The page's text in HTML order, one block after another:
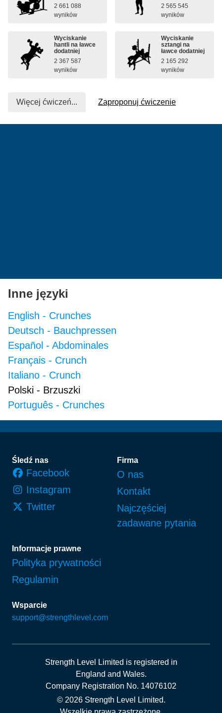
2 661 088
wyników
2 565 545
wyników
Wyciskanie
hantli na ławce
dodatniej
2 367 587
wyników
Wyciskanie
sztangi na
ławce dodatniej
2 165 292
wyników
Więcej ćwiczeń... Zaproponuj ćwiczenie
Inne języki
English - Crunches
Deutsch - Bauchpressen
Español - Abdominales
Français - Crunch
Italiano - Crunch
Polski - Brzuszki
Português - Crunches
Stopka
Śledź nas
Facebook
Instagram
Twitter
Firma
O nas
Kontakt
Najczęściej
zadawane pytania
Informacje prawne
Polityka prywatności
Regulamin
Wsparcie
support@strengthlevel.com
Strength Level Limited is registered in
England and Wales.
Company Registration No. 14076102
© 2026 Strength Level Limited.